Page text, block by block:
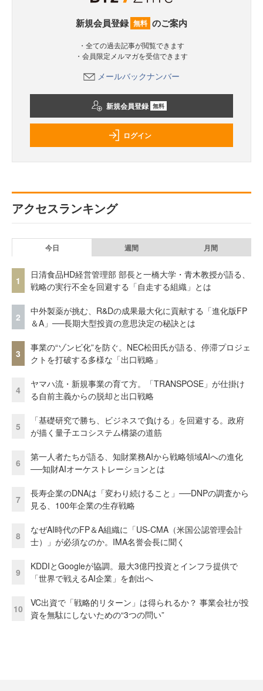
新規会員登録 無料 のご案内
・全ての過去記事が閲覧できます
・会員限定メルマガを受信できます
メールバックナンバー
新規会員登録 無料
ログイン
アクセスランキング
今日 週間 月間
1
日清食品HD経営管理部 部長と一橋大学・青木教授が語る、
戦略の実行不全を回避する「自走する組織」とは
2
中外製薬が挑む、R&Dの成果最大化に貢献する「進化版FP
＆A」──長期大型投資の意思決定の秘訣とは
3
事業の“ゾンビ化”を防ぐ。NEC松田氏が語る、停滞プロジェ
クトを打破する多様な「出口戦略」
4
ヤマハ流・新規事業の育て方。「TRANSPOSE」が仕掛け
る自前主義からの脱却と出口戦略
5
「基礎研究で勝ち、ビジネスで負ける」を回避する。政府
が描く量子エコシステム構築の道筋
6
第一人者たちが語る、知財業務AIから戦略領域AIへの進化
──知財AIオーケストレーションとは
7
長寿企業のDNAは「変わり続けること」──DNPの調査から
見る、100年企業の生存戦略
8
なぜAI時代のFP＆A組織に「US-CMA（米国公認管理会計
士）」が必須なのか。IMA名誉会長に聞く
9
KDDIとGoogleが協調。最大3億円投資とインフラ提供で
「世界で戦えるAI企業」を創出へ
10
VC出資で「戦略的リターン」は得られるか？ 事業会社が投
資を無駄にしないための“3つの問い”